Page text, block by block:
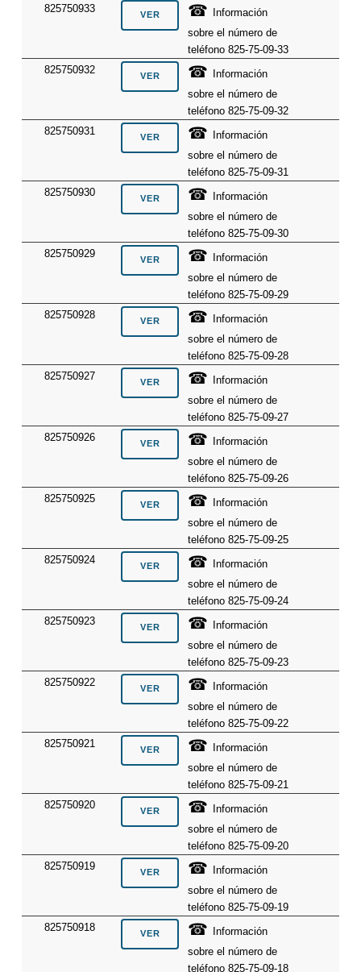
825750933
☎
Información
sobre el número de
teléfono 825-75-09-33
825750932
☎
Información
sobre el número de
teléfono 825-75-09-32
825750931
☎
Información
sobre el número de
teléfono 825-75-09-31
825750930
☎
Información
sobre el número de
teléfono 825-75-09-30
825750929
☎
Información
sobre el número de
teléfono 825-75-09-29
825750928
☎
Información
sobre el número de
teléfono 825-75-09-28
825750927
☎
Información
sobre el número de
teléfono 825-75-09-27
825750926
☎
Información
sobre el número de
teléfono 825-75-09-26
825750925
☎
Información
sobre el número de
teléfono 825-75-09-25
825750924
☎
Información
sobre el número de
teléfono 825-75-09-24
825750923
☎
Información
sobre el número de
teléfono 825-75-09-23
825750922
☎
Información
sobre el número de
teléfono 825-75-09-22
825750921
☎
Información
sobre el número de
teléfono 825-75-09-21
825750920
☎
Información
sobre el número de
teléfono 825-75-09-20
825750919
☎
Información
sobre el número de
teléfono 825-75-09-19
825750918
☎
Información
sobre el número de
teléfono 825-75-09-18